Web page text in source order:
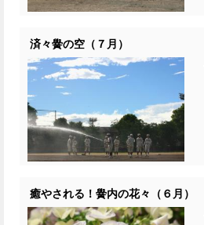
済々黌の空（７月）
癒やされる！黌内の花々（６月）